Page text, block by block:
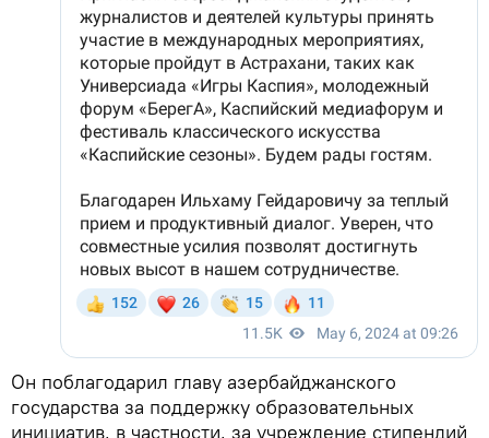
Он поблагодарил главу азербайджанского
государства за поддержку образовательных
инициатив, в частности, за учреждение стипендий